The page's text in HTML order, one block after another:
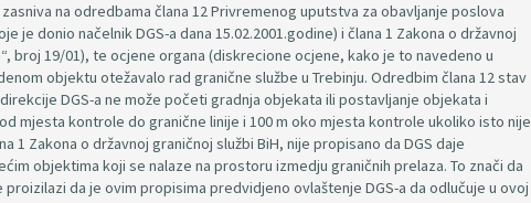
na odredbama člana 12 Privremenog uputstva za obavljanje poslova
donio načelnik DGS-a dana 15.02.2001.godine) i člana 1 Zakona o državnoj
broj 19/01), te ocjene organa (diskrecione ocjene, kako je to navedeno u
objektu otežavalo rad granične službe u Trebinju. Odredbim člana 12 stav
DGS-a ne može početi gradnja objekata ili postavljanje objekata i
mjesta kontrole do granične linije i 100 m oko mjesta kontrole ukoliko isto nije
Zakona o državnoj graničnoj službi BiH, nije propisano da DGS daje
objektima koji se nalaze na prostoru izmedju graničnih prelaza. To znači da
da je ovim propisima predvidjeno ovlaštenje DGS-a da odlučuje u ovoj